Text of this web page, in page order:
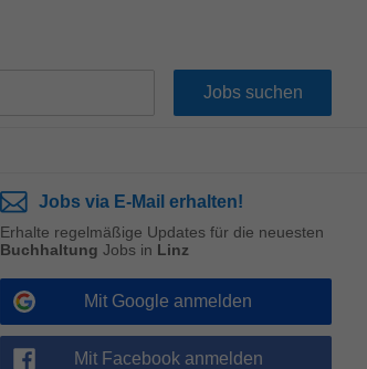
Jobs via E-Mail erhalten!
Erhalte regelmäßige Updates für die neuesten
Buchhaltung Jobs in Linz
Mit Google anmelden
Mit Facebook anmelden